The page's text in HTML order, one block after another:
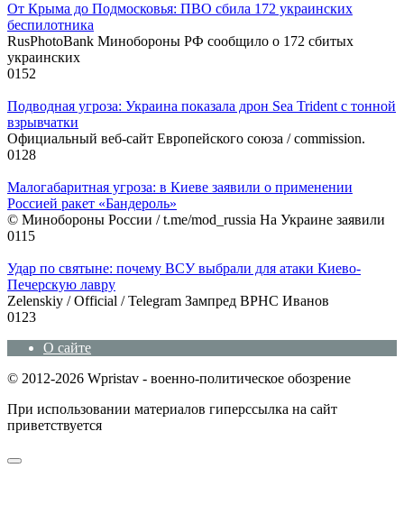
От Крыма до Подмосковья: ПВО сбила 172 украинских
беспилотника
RusPhotoBank Минобороны РФ сообщило о 172 сбитых
украинских
0152
Подводная угроза: Украина показала дрон Sea Trident с тонной
взрывчатки
Официальный веб-сайт Европейского союза / commission.
0128
Малогабаритная угроза: в Киеве заявили о применении
Россией ракет «Бандероль»
© Минобороны России / t.me/mod_russia На Украине заявили
0115
Удар по святыне: почему ВСУ выбрали для атаки Киево-
Печерскую лавру
Zеlеnskiу / Оfficiаl / Telegram Зампред ВРНС Иванов
0123
О сайте
© 2012-2026 Wpristav - военно-политическое обозрение
При использовании материалов гиперссылка на сайт
приветствуется